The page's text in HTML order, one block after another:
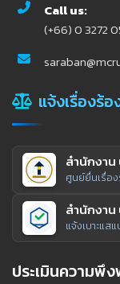
Call us:
(+66) 0 3272
แจ้งเรื่องร้
สำนักงาน
ศูนย์ยื่นเรื่อ
สำนักงาน
แจ้งเบาะแ
ประเมินความพึ